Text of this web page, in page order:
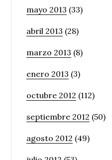
mayo 2013 (33)
abril 2013 (28)
marzo 2013 (8)
enero 2013 (3)
octubre 2012 (112)
septiembre 2012 (50)
agosto 2012 (49)